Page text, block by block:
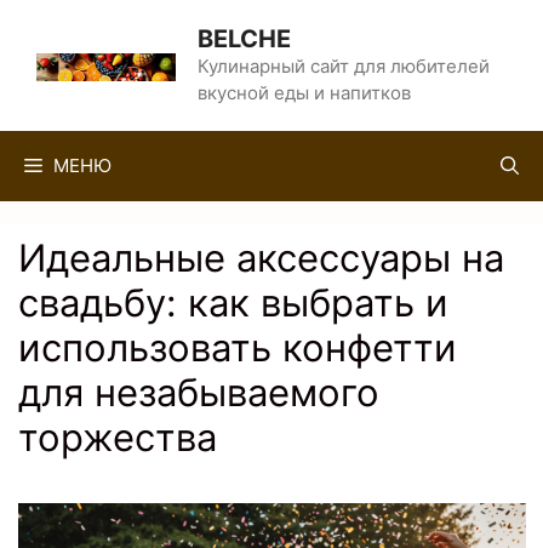
BELCHE
Кулинарный сайт для любителей
вкусной еды и напитков
МЕНЮ
Идеальные аксессуары на
свадьбу: как выбрать и
использовать конфетти
для незабываемого
торжества